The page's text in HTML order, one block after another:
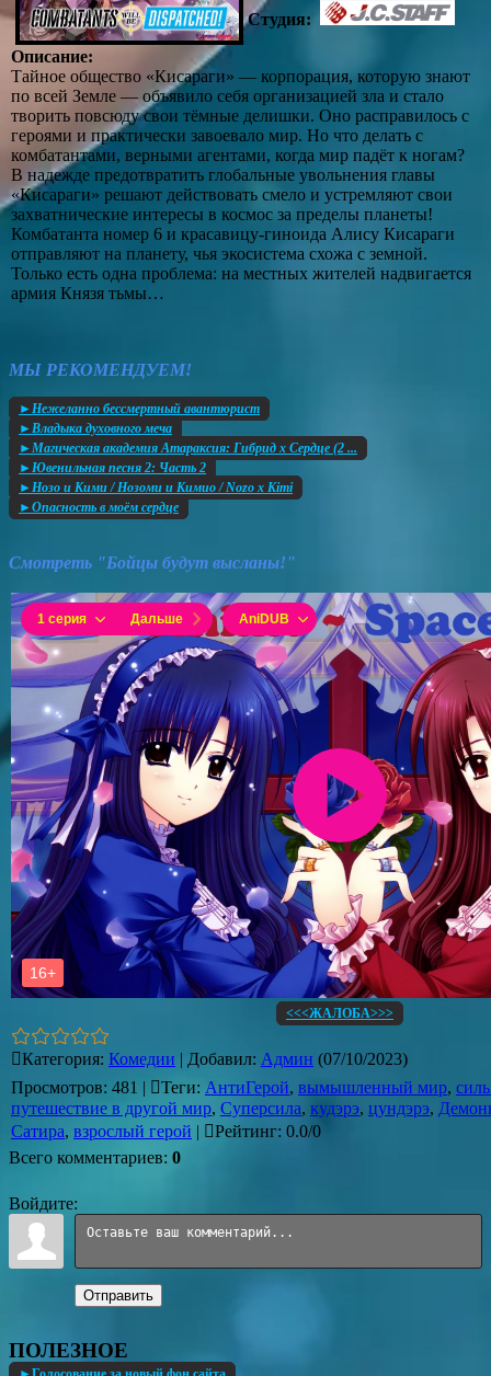
Студия:
Описание:
Тайное общество «Кисараги» — корпорация, которую знают
по всей Земле — объявило себя организацией зла и стало
творить повсюду свои тёмные делишки. Оно расправилось с
героями и практически завоевало мир. Но что делать с
комбатантами, верными агентами, когда мир падёт к ногам?
В надежде предотвратить глобальные увольнения главы
«Кисараги» решают действовать смело и устремляют свои
захватнические интересы в космос за пределы планеты!
Комбатанта номер 6 и красавицу-гиноида Алису Кисараги
отправляют на планету, чья экосистема схожа с земной.
Только есть одна проблема: на местных жителей надвигается
армия Князя тьмы…
МЫ РЕКОМЕНДУЕМ!
►Нежеланно бессмертный авантюрист
►Владыка духовного меча
►Магическая академия Атараксия: Гибрид x Сердце (2 ...
►Ювенильная песня 2: Часть 2
►Нозо и Кими / Нозоми и Кимио / Nozo x Kimi
►Опасность в моём сердце
Смотреть "Бойцы будут высланы!"
<<<ЖАЛОБА>>>
Категория: Комедии | Добавил: Админ (07/10/2023)
Просмотров: 481 | Теги: АнтиГерой, вымышленный мир,
путешествие в другой мир, Суперсила, кудэрэ, цундэрэ,
Сатира, взрослый герой | Рейтинг: 0.0/0
Всего комментариев: 0
Войдите:
Отправить
ПОЛЕЗНОЕ